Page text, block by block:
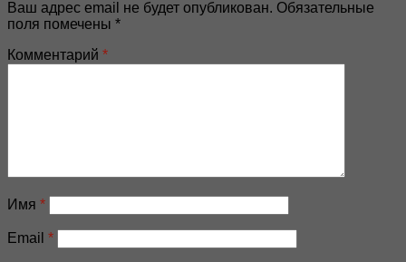
Ваш адрес email не будет опубликован. Обязательные
поля помечены *
Комментарий *
Имя *
Email *